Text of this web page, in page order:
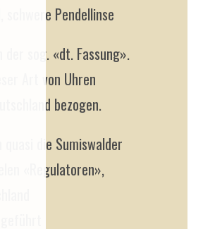
schwere Pendellinse
der sog. «dt. Fassung».
Art von Uhren
bezogen.
quasi die Sumiswalder
«Regulatoren»,